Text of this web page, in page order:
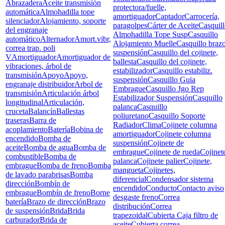
AbrazaderaAceite transmisión
automáticaAlmohadilla tope
silenciadorAlojamiento, soporte
del engranaje
automáticoAlternadorAmort.vibr,
correa trap. poli
VAmortiguadorAmortiguador de
vibraciones, árbol de
transmisiónApoyoApoyo,
engranaje distribuidorArbol de
transmisiónArticulación árbol
longitudinalArticulación,
crucetaBalancínBallestas
traserasBarra de
acoplamientoBateríaBobina de
encendidoBomba de
aceiteBomba de aguaBomba de
combustibleBomba de
embragueBomba de frenoBomba
de lavado parabrisasBomba
direcciónBombín de
embragueBombín de frenoBorne
bateríaBrazo de direcciónBrazo
de suspensiónBridaBrida
carburadorBrida de
protectora/fuelle,
amortiguadorCaptadorCarrocería,
paragolpesCárter de Aceite
Almohadilla Tope SuspCasquillo
Alojamiento MuelleCasquillo
suspensiónCasquillo del cojinete,
ballestaCasquillo del cojinete,
estabilizadorCasquillo estabiliz.
suspensiónCasquillo Guia
EmbragueCasquillo Jgo Rep
Estabilizador SuspensiónCasquillo
palancaCasquillo
poliuretanoCasquillo Soporte
RadiadorClimaCojinete columna
amortiguadorCojinete columna
suspensiónCojinete de
embragueCojinete de rueda
palancaCojinete palierCojinete,
manguetaCojinetes,
diferencialCondensador sistema
encendidoConductoContacto aviso
desgaste frenoCorrea
distribuciónCorrea
trapezoidalCubierta Caja filtro de